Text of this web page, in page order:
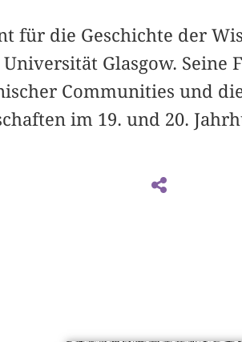
für die Geschichte der
Glasgow. Seine
Communities und
im 19. und 20.